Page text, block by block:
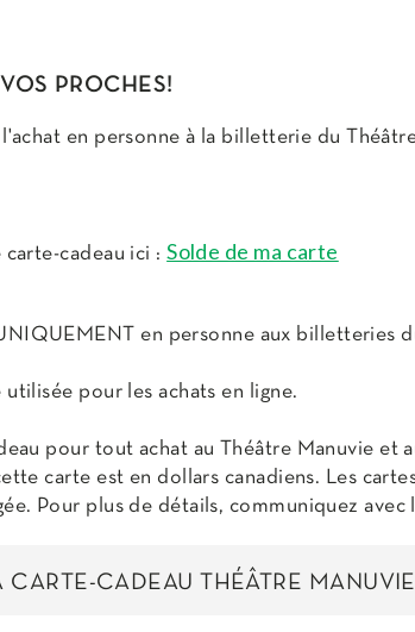
PROCHES!
en personne à la billetterie du
carte-cadeau ici :Solde de ma carte
en personne aux billetteries
pour les achats en ligne.
pour tout achat au Théâtre Manuvie et
carte est en dollars canadiens. Les
Pour plus de détails, communiquez
CADEAU THÉÂTRE